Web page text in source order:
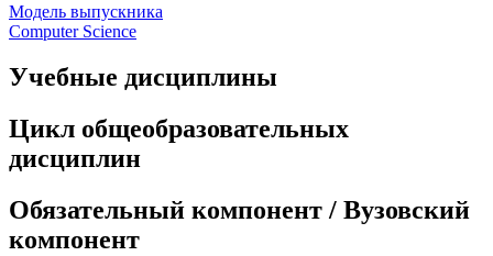
Модель выпускника
Computer Science
Учебные дисциплины
Цикл общеобразовательных
дисциплин
Обязательный компонент / Вузовский
компонент